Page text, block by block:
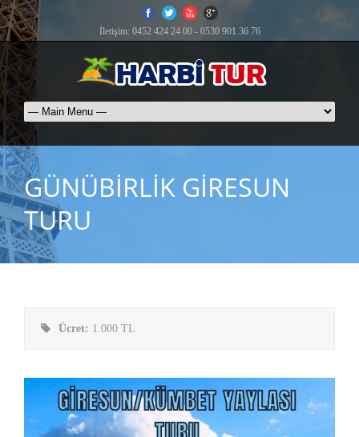
İletişim: 0452 424 24 00 - 0530 901 36 76
GÜNÜBİRLİK GİRESUN
TURU
Ücret: 1.000 TL